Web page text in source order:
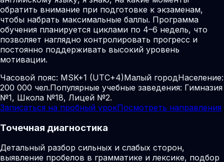
обратить внимание при подготовке к экзаменам,
чтобы набрать максимальные баллы. Программа
обучения планируется циклами по 4–6 недель, что
позволяет наглядно контролировать прогресс и
постоянно поддерживать высокий уровень
мотивации.
Часовой пояс: MSK+1 (UTC+4)Малый городНаселение:
200 000 чел.Популярные учебные заведения: Гимназия
№1, Школа №18, Лицей №2.
Записаться на пробный урокПосмотреть направления
Точечная диагностика
Детальный разбор сильных и слабых сторон,
выявление пробелов в грамматике и лексике, подбор